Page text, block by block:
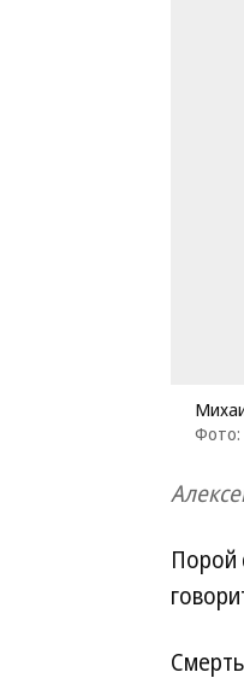
Фото:
Порой